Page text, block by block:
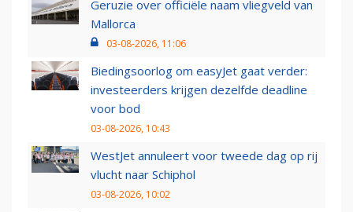
Geruzie over officiële naam vliegveld van
Mallorca
03-08-2026, 11:06
Biedingsoorlog om easyJet gaat verder:
investeerders krijgen dezelfde deadline
voor bod
03-08-2026, 10:43
WestJet annuleert voor tweede dag op rij
vlucht naar Schiphol
03-08-2026, 10:02